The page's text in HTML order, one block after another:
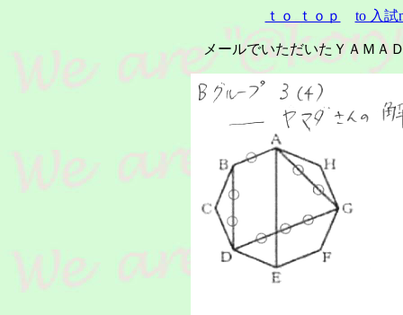
ｔｏ ｔｏｐ to 入試
メールでいただいたＹＡＭＡ